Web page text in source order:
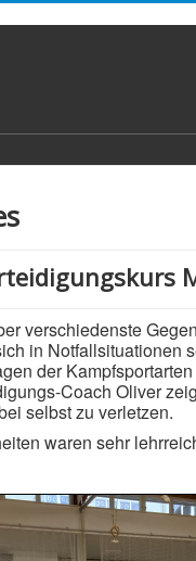
verschiedenste
in Notfallsituationen
der
Coach Oliver
selbst zu verletzen.
waren sehr